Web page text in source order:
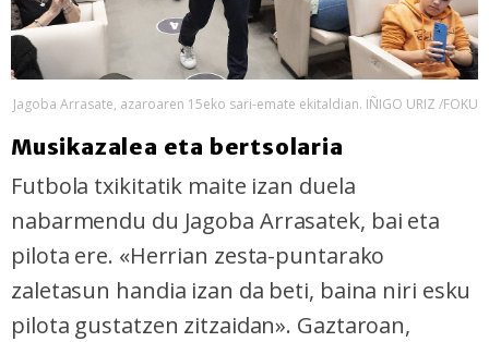
Jagoba Arrasate, azaroaren 15eko sari-emate ekitaldian. IÑIGO URIZ /FOKU
Musikazalea eta bertsolaria
Futbola txikitatik maite izan duela
nabarmendu du Jagoba Arrasatek, bai eta
pilota ere. «Herrian zesta-puntarako
zaletasun handia izan da beti, baina niri esku
pilota gustatzen zitzaidan». Gaztaroan,